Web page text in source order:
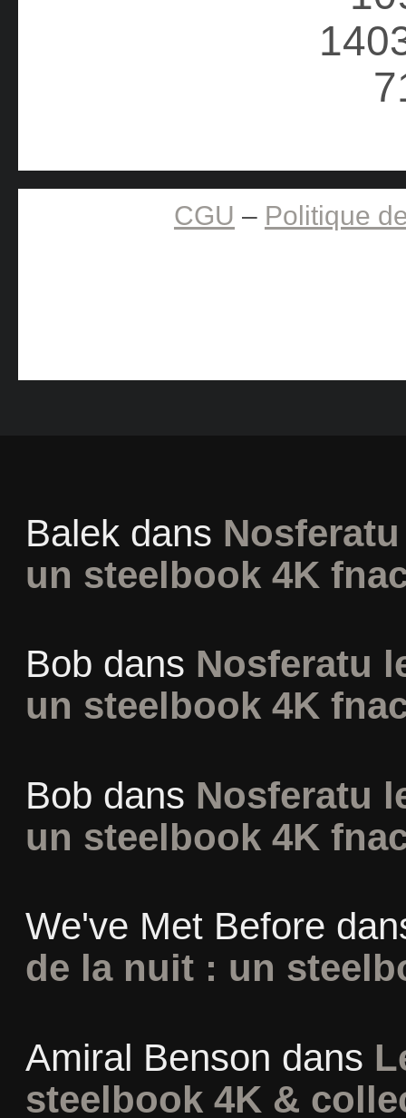
CGU – Politique
Balekdans
un steelbook 4K
Bob dans Nosferatu
un steelbook 4K
Bob dans Nosferatu
un steelbook 4K
We've Met Before
de la nuit : un
Amiral Benson dans
steelbook 4K &